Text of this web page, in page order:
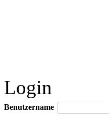
Login
Benutzername